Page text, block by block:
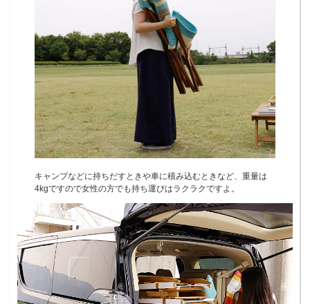
キャンプなどに持ちだすときや車に積み込むときなど、重量は
4kgですので女性の方でも持ち運びはラクラクですよ。